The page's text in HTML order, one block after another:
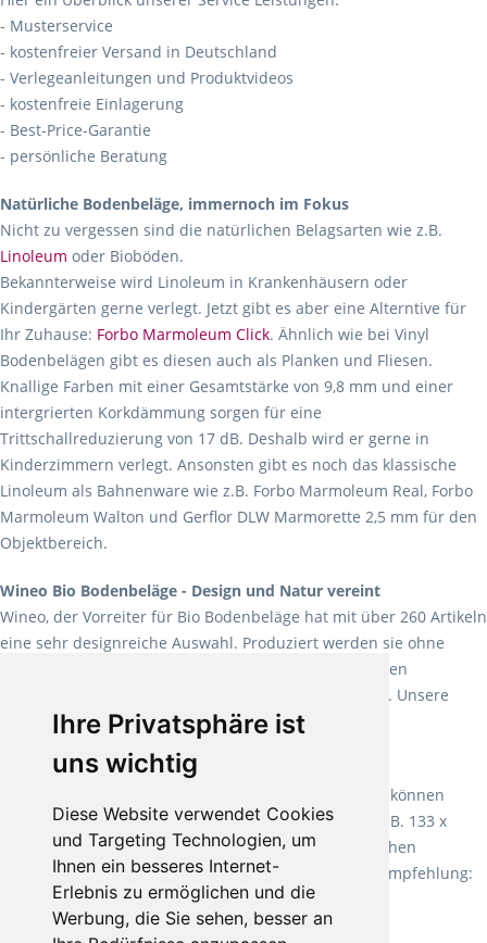
Ihre Privatsphäre ist
uns wichtig
Diese Website verwendet Cookies
und Targeting Technologien, um
Ihnen ein besseres Internet-
Erlebnis zu ermöglichen und die
Werbung, die Sie sehen, besser an
- Musterservice
- kostenfreier Versand in Deutschland
- Verlegeanleitungen und Produktvideos
- kostenfreie Einlagerung
- Best-Price-Garantie
- persönliche Beratung
Natürliche Bodenbeläge, immernoch im Fokus
Nicht zu vergessen sind die natürlichen Belagsarten wie z.B.
Linoleum oder Bioböden.
Bekannterweise wird Linoleum in Krankenhäusern oder
Kindergärten gerne verlegt. Jetzt gibt es aber eine Alterntive für
Ihr Zuhause: Forbo Marmoleum Click. Ähnlich wie bei Vinyl
Bodenbelägen gibt es diesen auch als Planken und Fliesen.
Knallige Farben mit einer Gesamtstärke von 9,8 mm und einer
intergrierten Korkdämmung sorgen für eine
Trittschallreduzierung von 17 dB. Deshalb wird er gerne in
Kinderzimmern verlegt. Ansonsten gibt es noch das klassische
Linoleum als Bahnenware wie z.B. Forbo Marmoleum Real, Forbo
Marmoleum Walton und Gerflor DLW Marmorette 2,5 mm für den
Objektbereich.
Wineo Bio Bodenbeläge - Design und Natur vereint
Wineo, der Vorreiter für Bio Bodenbeläge hat mit über 260 Artikeln
eine sehr designreiche Auswahl. Produziert werden sie ohne
Weichmacher und Lösungsmittel. Mit allen verfügbaren
Verlegearten ist er für jegliche Bauvorhaben attraktiv. Unsere
Empfehlung:Wineo 1000 Multi Layer XXL.
Teppiche für ein angenehmes Laufgefühl
machen es schon lange vor. Sie können
Teppich in Ihrem gewünschten Sondermaß kaufen, z.B. 133 x
60cm. Vor allem in Schlafzimmern aufgrund der weichen
Oberfläche ein sehr beliebter Zusatzboden. Unsere Empfehlung:
Fletco Fluffy und Fletco Hermelin